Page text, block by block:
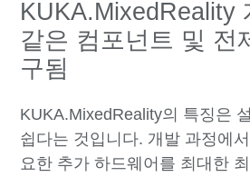
KUKA.MixedReality
같은 컴포넌트 및 전
구됨
KUKA.MixedReality의 특징은
쉽다는 것입니다. 개발 과정에
요한 추가 하드웨어를 최대한